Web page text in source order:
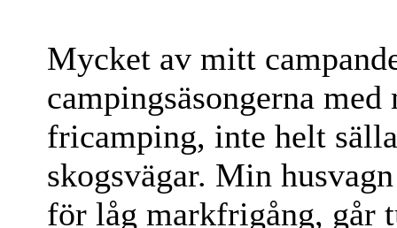
Mycket av mitt
campingsäsongerna
fricamping, inte helt
skogsvägar. Min
för låg markfrigång, går